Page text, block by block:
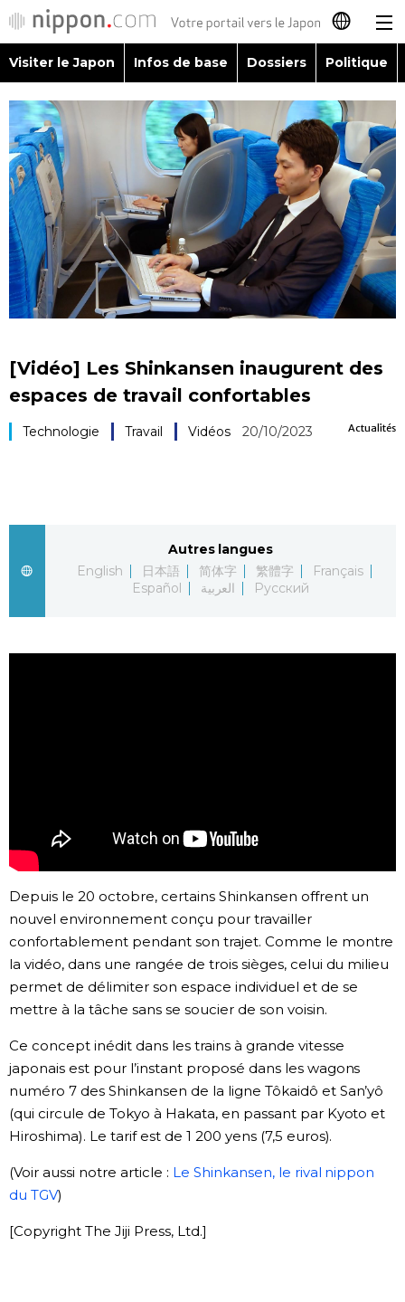
日本語
English
简体字
繁體字
Español
العربية
Visiter le Japon
Infos de base
Dossiers
Économie
Société
Chroniques
Images
Vidéos
Visiter le Japon Infos de base Dossiers Politique
[Vidéo] Les Shinkansen inaugurent des
espaces de travail confortables
Actualités
Technologie Travail Vidéos 20/10/2023
Autres langues
English
日本語 简体字 繁體字
Français
Español
العربية Русский
Depuis le 20 octobre, certains Shinkansen offrent un
nouvel environnement conçu pour travailler
confortablement pendant son trajet. Comme le montre
la vidéo, dans une rangée de trois sièges, celui du milieu
permet de délimiter son espace individuel et de se
mettre à la tâche sans se soucier de son voisin.
Ce concept inédit dans les trains à grande vitesse
japonais est pour l’instant proposé dans les wagons
numéro 7 des Shinkansen de la ligne Tôkaidô et San’yô
(qui circule de Tokyo à Hakata, en passant par Kyoto et
Hiroshima). Le tarif est de 1 200 yens (7,5 euros).
(Voir aussi notre article : Le Shinkansen, le rival nippon
du TGV)
[Copyright The Jiji Press, Ltd.]